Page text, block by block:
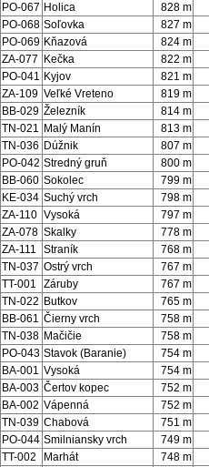
PO-067 Holica 828 m
PO-068 Soľovka 827 m
PO-069 Kňazová 824 m
ZA-077
Kečka 822 m
PO-041 Kyjov 821 m
ZA-109 Veľké Vreteno 819 m
BB-029 Železník 814 m
TN-021 Malý Manín 813 m
TN-036 Dúžnik 807 m
PO-042 Stredný gruň 800 m
BB-060 Sokolec 799 m
KE-034 Suchý vrch 798 m
ZA-110 Vysoká 797 m
ZA-078 Skalky 778 m
ZA-111
Straník 768 m
TN-037 Ostrý vrch 767 m
TT-001
Záruby 767 m
TN-022 Butkov 765 m
BB-061 Čierny vrch 758 m
TN-038 Mačičie 758 m
PO-043 Stavok (Baranie) 754 m
BA-001 Vysoká 754 m
BA-003 Čertov kopec 752 m
BA-002 Vápenná 752 m
TN-039 Chabová 751 m
PO-044 Smilniansky vrch 749 m
TT-002
Marhát 748 m